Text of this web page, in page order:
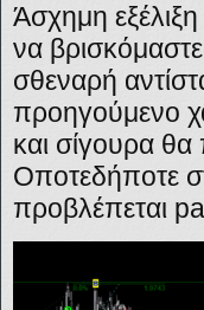
Άσχημη
να
σθεναρή
προηγούμενο
και σίγουρα
Οποτεδήποτε
προβλέπεται